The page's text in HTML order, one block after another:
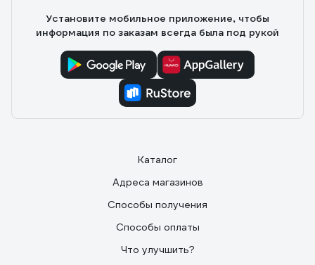
Установите мобильное приложение, чтобы
информация по заказам всегда была под рукой
Каталог
Адреса магазинов
Способы получения
Способы оплаты
Что улучшить?